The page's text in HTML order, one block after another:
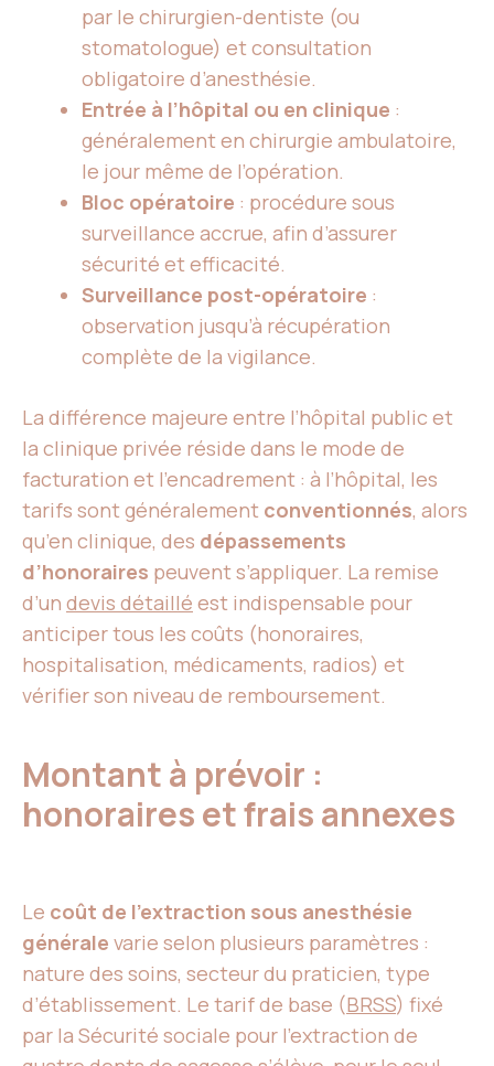
par le chirurgien-dentiste (ou
stomatologue) et consultation
obligatoire d’anesthésie.
Entrée à l’hôpital ou en clinique :
généralement en chirurgie ambulatoire,
le jour même de l’opération.
Bloc opératoire : procédure sous
surveillance accrue, afin d’assurer
sécurité et efficacité.
Surveillance post-opératoire :
observation jusqu’à récupération
complète de la vigilance.
La différence majeure entre l’hôpital public et
la clinique privée réside dans le mode de
facturation et l’encadrement : à l’hôpital, les
tarifs sont généralement conventionnés, alors
qu’en clinique, des dépassements
d’honoraires peuvent s’appliquer. La remise
d’un devis détaillé est indispensable pour
anticiper tous les coûts (honoraires,
hospitalisation, médicaments, radios) et
vérifier son niveau de remboursement.
Montant à prévoir :
honoraires et frais annexes
Le coût de l’extraction sous anesthésie
générale varie selon plusieurs paramètres :
nature des soins, secteur du praticien, type
d’établissement. Le tarif de base (BRSS) fixé
par la Sécurité sociale pour l’extraction de